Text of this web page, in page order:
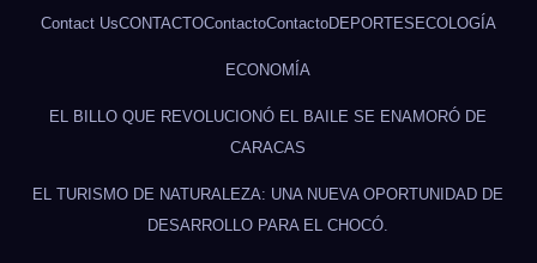
Contact UsCONTACTOContactoContactoDEPORTES ECOLOGÍA
ECONOMÍA
EL BILLO QUE REVOLUCIONÓ EL BAILE SE ENAMORÓ DE
CARACAS
EL TURISMO DE NATURALEZA: UNA NUEVA OPORTUNIDAD DE
DESARROLLO PARA EL CHOCÓ.